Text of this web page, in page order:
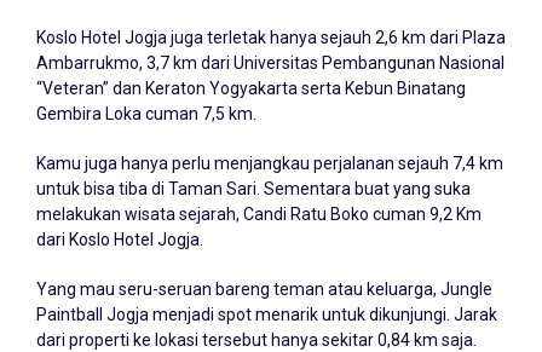
Koslo Hotel Jogja juga terletak hanya sejauh 2,6 km dari Plaza
Ambarrukmo, 3,7 km dari Universitas Pembangunan Nasional
“Veteran” dan Keraton Yogyakarta serta Kebun Binatang
Gembira Loka cuman 7,5 km.
Kamu juga hanya perlu menjangkau perjalanan sejauh 7,4 km
untuk bisa tiba di Taman Sari. Sementara buat yang suka
melakukan wisata sejarah, Candi Ratu Boko cuman 9,2 Km
dari Koslo Hotel Jogja.
Yang mau seru-seruan bareng teman atau keluarga, Jungle
Paintball Jogja menjadi spot menarik untuk dikunjungi. Jarak
dari properti ke lokasi tersebut hanya sekitar 0,84 km saja.